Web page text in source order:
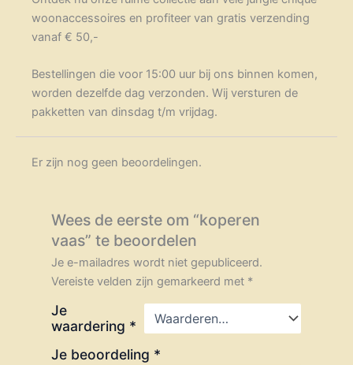
woonaccessoires en profiteer van gratis verzending
vanaf € 50,-
Bestellingen die voor 15:00 uur bij ons binnen komen,
worden dezelfde dag verzonden. Wij versturen de
pakketten van dinsdag t/m vrijdag.
Er zijn nog geen beoordelingen.
Wees de eerste om “koperen
vaas” te beoordelen
Je e-mailadres wordt niet gepubliceerd.
Vereiste velden zijn gemarkeerd met *
Je
waardering *
Je beoordeling *